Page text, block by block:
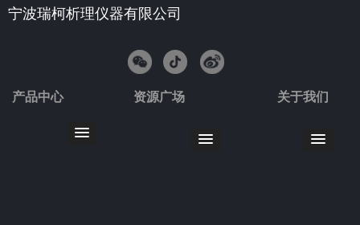
宁波瑞柯析理仪器有限公司
产品中心 资源广场 关于我们